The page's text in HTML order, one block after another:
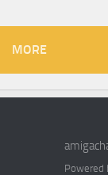
MORE
Powered